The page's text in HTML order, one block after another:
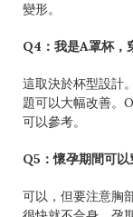
變形。
Q4：我是A罩杯，
這取決於杯型設計
題可以大幅改善。
可以參考。
Q5：懷孕期間可以
可以，但要注意胸